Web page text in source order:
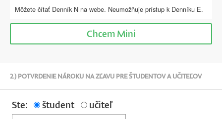
Môžete čítať Denník N na webe. Neumožňuje prístup k Denníku E.
ChcemMini
2.) POTVRDENIE NÁROKU NA ZĽAVU PRE ŠTUDENTOV A UČITEĽOV
Ste: študent učiteľ